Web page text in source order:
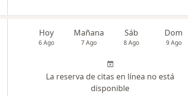
Hoy
6 Ago
Mañana
7 Ago
Sáb
8 Ago
Dom
9 Ago
La reserva de citas en línea no está
disponible